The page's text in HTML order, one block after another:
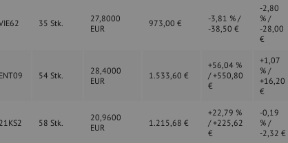
35 Stk.
27,8000
EUR
973,00 €
-3,81 % /
-38,50 €
-2,80
% /
-28,00
€
54 Stk.
28,4000
EUR
1.533,60 €
+56,04 %
/ +550,80
€
+1,07
% /
+16,20
€
58 Stk.
20,9600
EUR
1.215,68 €
+22,79 %
/ +225,62
€
-0,19
% /
-2,32 €